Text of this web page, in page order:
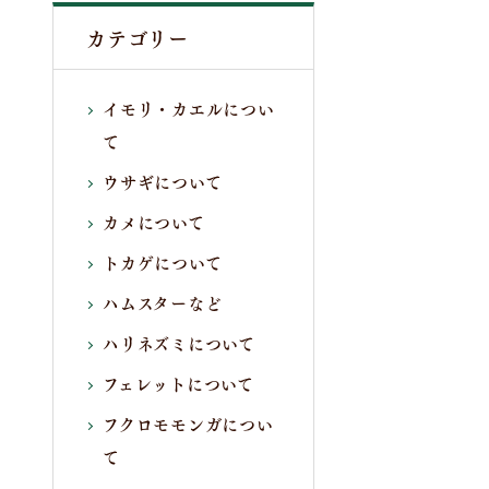
カテゴリー
イモリ・カエルについ
て
ウサギについて
カメについて
トカゲについて
ハムスターなど
ハリネズミについて
フェレットについて
フクロモモンガについ
て